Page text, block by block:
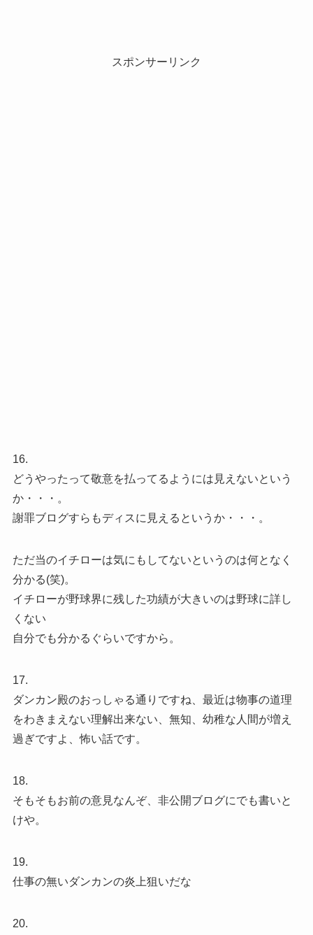
スポンサーリンク
16.
どうやったって敬意を払ってるようには見えないという
か・・・。
謝罪ブログすらもディスに見えるというか・・・。
ただ当のイチローは気にもしてないというのは何となく
分かる(笑)。
イチローが野球界に残した功績が大きいのは野球に詳し
くない
自分でも分かるぐらいですから。
17.
ダンカン殿のおっしゃる通りですね、最近は物事の道理
をわきまえない理解出来ない、無知、幼稚な人間が増え
過ぎですよ、怖い話です。
18.
そもそもお前の意見なんぞ、非公開ブログにでも書いと
けや。
19.
仕事の無いダンカンの炎上狙いだな
20.